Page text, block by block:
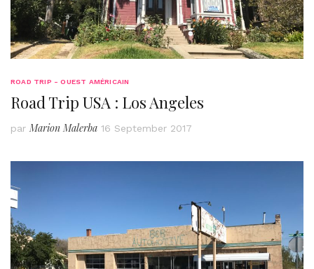
ROAD TRIP - OUEST AMÉRICAIN
Road Trip USA : Los Angeles
par Marion Malerba 16 September 2017